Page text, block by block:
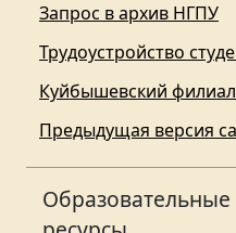
Запрос в архив НГПУ
Трудоустройство
Куйбышевский
Предыдущая версия